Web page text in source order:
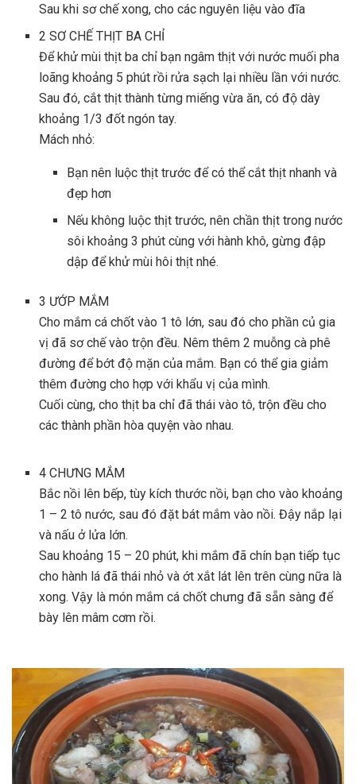
Sau khi sơ chế xong, cho các nguyên liệu vào đĩa
2SƠ CHẾ THỊT BA CHỈ
Để khử mùi thịt ba chỉ bạn ngâm thịt với nước muối pha
loãng khoảng 5 phút rồi rửa sạch lại nhiều lần với nước.
Sau đó, cắt thịt thành từng miếng vừa ăn, có độ dày
khoảng 1/3 đốt ngón tay.
Mách nhỏ:
Bạn nên luộc thịt trước để có thể cắt thịt nhanh và
đẹp hơn
Nếu không luộc thịt trước, nên chần thịt trong nước
sôi khoảng 3 phút cùng với hành khô, gừng đập
dập để khử mùi hôi thịt nhé.
3 ƯỚP MẮM
Cho mắm cá chốt vào 1 tô lớn, sau đó cho phần củ gia
vị đã sơ chế vào trộn đều. Nêm thêm 2 muỗng cà phê
đường để bớt độ mặn của mắm. Bạn có thể gia giảm
thêm đường cho hợp với khẩu vị của mình.
Cuối cùng, cho thịt ba chỉ đã thái vào tô, trộn đều cho
các thành phần hòa quyện vào nhau.
4CHƯNG MẮM
Bắc nồi lên bếp, tùy kích thước nồi, bạn cho vào khoảng
1 – 2 tô nước, sau đó đặt bát mắm vào nồi. Đậy nắp lại
và nấu ở lửa lớn.
Sau khoảng 15 – 20 phút, khi mắm đã chín bạn tiếp tục
cho hành lá đã thái nhỏ và ớt xắt lát lên trên cùng nữa là
xong. Vậy là món mắm cá chốt chưng đã sẵn sàng để
bày lên mâm cơm rồi.